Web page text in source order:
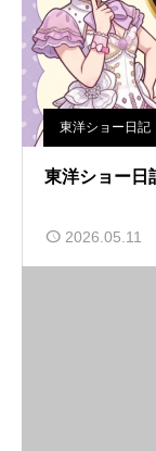
東洋ショー日記
東洋ショー日
2026.05.11